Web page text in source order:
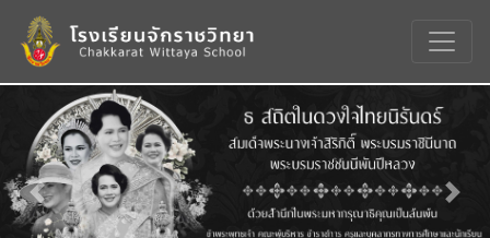
Previous Next